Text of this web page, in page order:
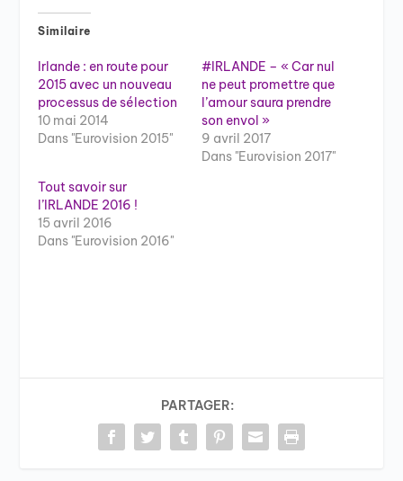
Similaire
Irlande : en route pour
2015 avec un nouveau
processus de sélection
10 mai 2014
Dans "Eurovision 2015"
#IRLANDE – « Car nul
ne peut promettre que
l’amour saura prendre
son envol »
9 avril 2017
Dans "Eurovision 2017"
Tout savoir sur
l’IRLANDE 2016 !
15 avril 2016
Dans "Eurovision 2016"
PARTAGER: